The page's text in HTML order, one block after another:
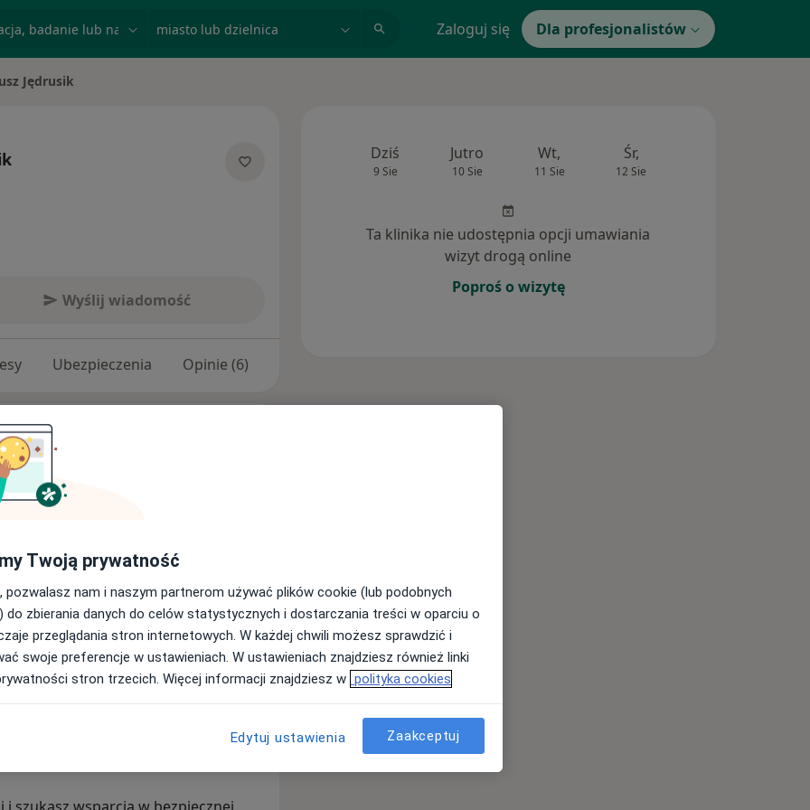
Zaloguj się Dla profesjonalistów
Jędrusik
Wyślij wiadomość
Ubezpieczenia Opinie (6)
Uniwersytetu Śląskiego w
ramach 4-letniego szkolenia
(CBT). W pracy z
tym podejściu, które w
innych nurtów
do indywidualnej sytuacji osoby
dorosłym w mierzeniu się z
trudnościami emocjonalnymi,
problemami w relacjach oraz
w pracy z pacjentami
dla osób
a także w obszarze diagnozy,
kryzysowych. Taki zakres
zarówno w modelu
szybkiej, adekwatnej reakcji.
relacja terapeutyczna oraz
osoby. Jestem uważny na
dobro traktuję zawsze jako
Dziś
9 Sie
Jutro
10 Sie
Wt,
11 Sie
Śr,
12 Sie
Ta klinika nie udostępnia opcji umawiania
wizyt drogą online
Poproś o wizytę
Twoją prywatność
pozwalasz nam i naszym partnerom używać plików cookie (lub podobnych
do zbierania danych do celów statystycznych i dostarczania treści w oparciu o
przeglądania stron internetowych. W każdej chwili możesz sprawdzić i
swoje preferencje w ustawieniach. W ustawieniach znajdziesz również linki
stron trzecich. Więcej informacji znajdziesz w polityka cookies
Edytuj ustawienia Zaakceptuj